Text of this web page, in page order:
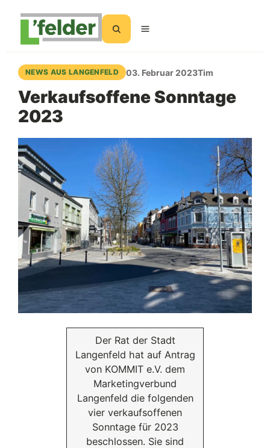
Suchen
NEWS AUS LANGENFELD 03. Februar 2023Tim
Verkaufsoffene Sonntage
2023
Der Rat der Stadt
Langenfeld hat auf Antrag
von KOMMIT e.V. dem
Marketingverbund
Langenfeld die folgenden
vier verkaufsoffenen
Sonntage für 2023
beschlossen. Sie sind